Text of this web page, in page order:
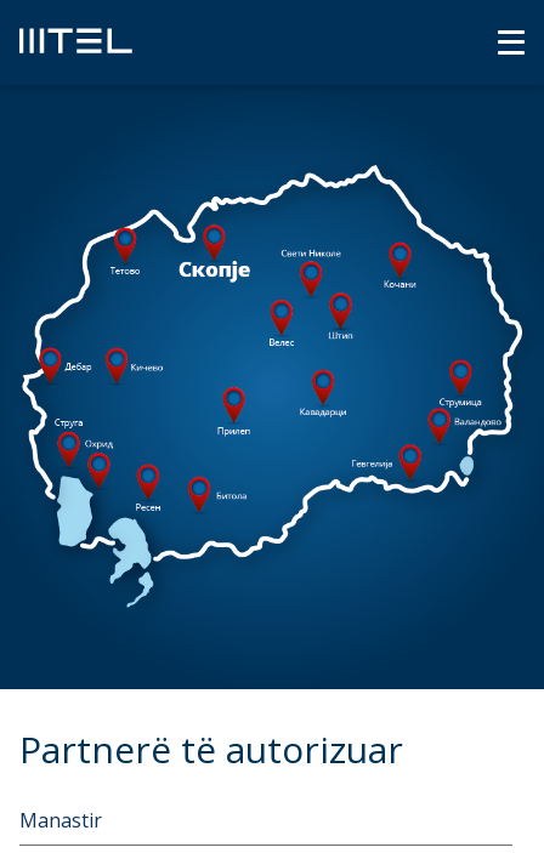
Partnerë të autorizuar
Manastir